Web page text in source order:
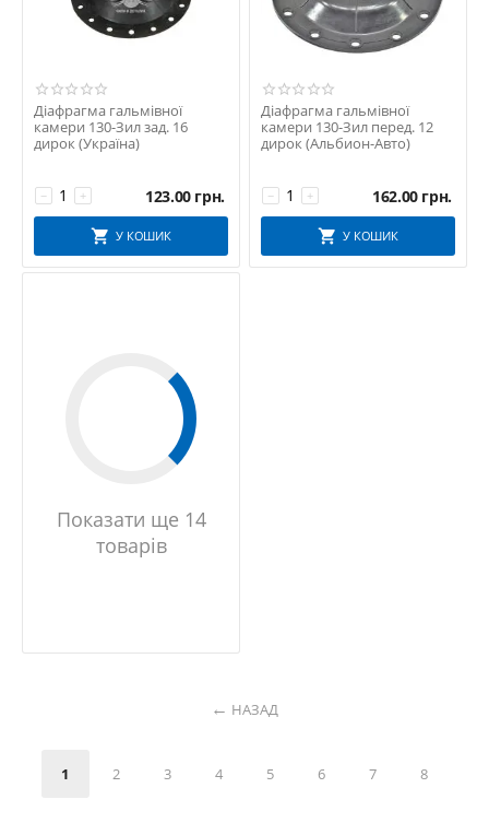
Діафрагма гальмівної
камери 130-Зил зад. 16
дирок (Україна)
+
− 123.00 грн.
У КОШИК
Діафрагма гальмівної
камери 130-Зил перед. 12
дирок (Альбион-Авто)
+
− 162.00 грн.
У КОШИК
Показати ще 14
товарів
НАЗАД
1 2 3 4 5 6 7 8